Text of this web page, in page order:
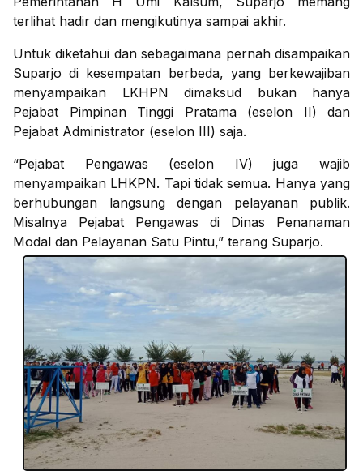
terlihat hadir dan mengikutinya sampai akhir.
Untuk diketahui dan sebagaimana pernah disampaikan
Suparjo di kesempatan berbeda, yang berkewajiban
menyampaikan LKHPN dimaksud bukan hanya
Pejabat Pimpinan Tinggi Pratama (eselon II) dan
Pejabat Administrator (eselon III) saja.
“Pejabat Pengawas (eselon IV) juga wajib
menyampaikan LHKPN. Tapi tidak semua. Hanya yang
berhubungan langsung dengan pelayanan publik.
Misalnya Pejabat Pengawas di Dinas Penanaman
Modal dan Pelayanan Satu Pintu,” terang Suparjo.